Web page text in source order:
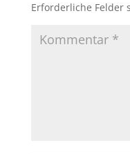
Erforderliche Felder